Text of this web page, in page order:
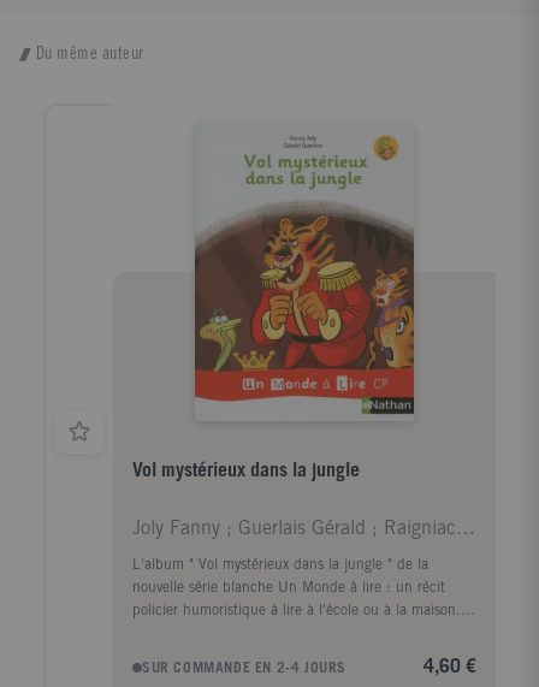
Du même auteur
Vol mystérieux dans la jungle
Joly Fanny ; Guerlais Gérald ; Raigniac Gabrielle
L'album " Vol mystérieux dans la jungle " de la
nouvelle série blanche Un Monde à lire : un récit
policier humoristique à lire à l'école ou à la maison. 5
"Un Monde à lire " ! - Un album (24 pages) par
période. Chaque album est travaillé sur 4 semaines. -
SUR COMMANDE EN 2-4 JOURS 4,60 €